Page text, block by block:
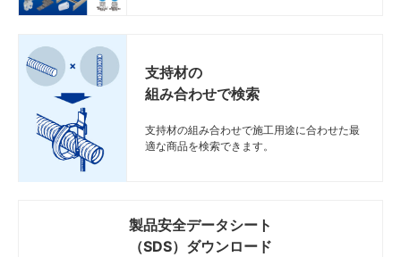
支持材の
組み合わせで検索
支持材の組み合わせで施工用途に合わせた最
適な商品を検索できます。
製品安全データシート
（SDS）ダウンロード